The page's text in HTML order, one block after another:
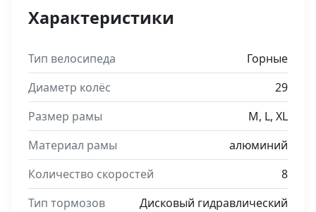
Характеристики
Тип велосипеда
Горные
Диаметр колёс
29
Размер рамы
M, L, XL
Материал рамы
алюминий
Количество скоростей
8
Тип тормозов
Дисковый гидравлический